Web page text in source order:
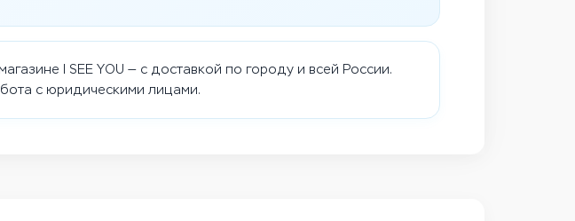
I SEE YOU — с доставкой по городу и всей России.
с юридическими лицами.